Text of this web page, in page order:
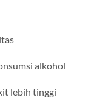
alkohol
lebih tinggi